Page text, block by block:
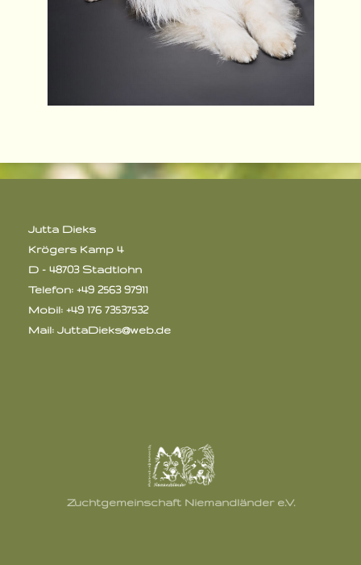
Jutta Dieks
Krögers Kamp 4
D - 48703 Stadtlohn
Telefon: +49 2563 97911
Mobil: +49 176 73537532
Mail: JuttaDieks@web.de
Zuchtgemeinschaft Niemandländer e.V.